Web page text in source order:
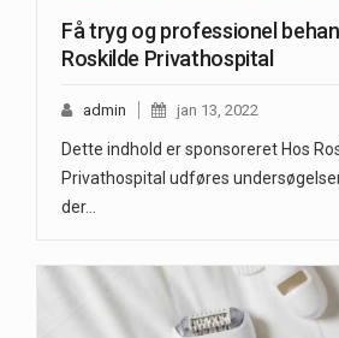
Få tryg og professionel
Roskilde Privathospital
admin jan 13, 2022
Dette indhold er sponsoreret Hos
Privathospital udføres
der…